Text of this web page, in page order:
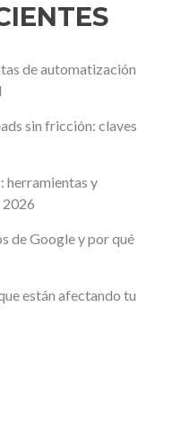
de automatización
sin fricción: claves
herramientas y
2026
de Google y por qué
están afectando tu